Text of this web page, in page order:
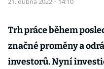
Trh práce během
značné proměny a
investorů. Nyní